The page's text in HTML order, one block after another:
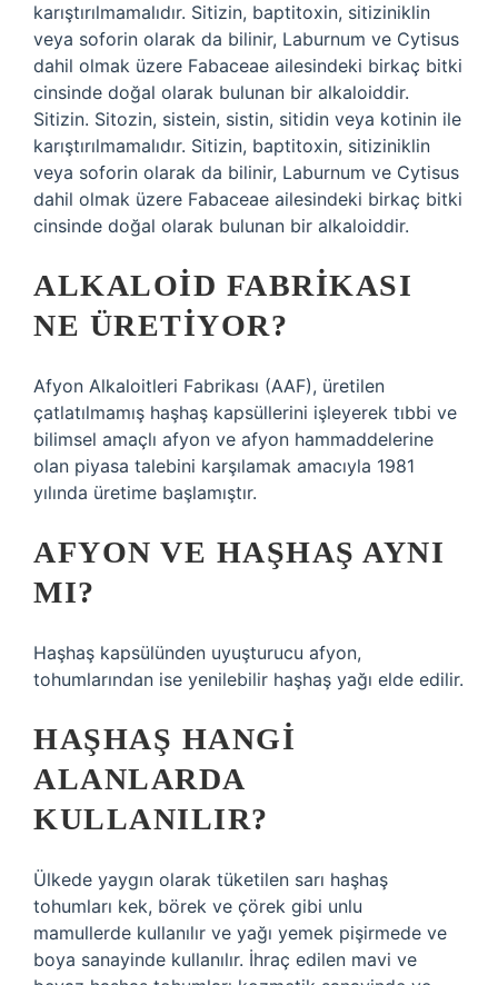
karıştırılmamalıdır. Sitizin, baptitoxin, sitiziniklin
veya soforin olarak da bilinir, Laburnum ve Cytisus
dahil olmak üzere Fabaceae ailesindeki birkaç bitki
cinsinde doğal olarak bulunan bir alkaloiddir.
Sitizin. Sitozin, sistein, sistin, sitidin veya kotinin ile
karıştırılmamalıdır. Sitizin, baptitoxin, sitiziniklin
veya soforin olarak da bilinir, Laburnum ve Cytisus
dahil olmak üzere Fabaceae ailesindeki birkaç bitki
cinsinde doğal olarak bulunan bir alkaloiddir.
ALKALOID FABRIKASI
NE ÜRETIYOR?
Afyon Alkaloitleri Fabrikası (AAF), üretilen
çatlatılmamış haşhaş kapsüllerini işleyerek tıbbi ve
bilimsel amaçlı afyon ve afyon hammaddelerine
olan piyasa talebini karşılamak amacıyla 1981
yılında üretime başlamıştır.
AFYON VE HAŞHAŞ AYNI
MI?
Haşhaş kapsülünden uyuşturucu afyon,
tohumlarından ise yenilebilir haşhaş yağı elde edilir.
HAŞHAŞ HANGI
ALANLARDA
KULLANILIR?
Ülkede yaygın olarak tüketilen sarı haşhaş
tohumları kek, börek ve çörek gibi unlu
mamullerde kullanılır ve yağı yemek pişirmede ve
boya sanayinde kullanılır. İhraç edilen mavi ve